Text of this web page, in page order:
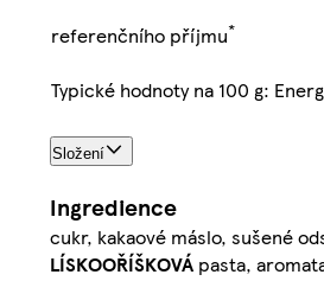
referenčního příjmu*
Typické hodnoty na 100 g:
Složení
Ingredience
cukr, kakaové máslo, sušené
LÍSKOOŘÍŠKOVÁ pasta,